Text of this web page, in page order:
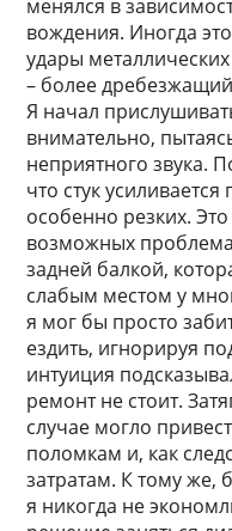
менялся в
вождения. Иногда
удары
– более
Я начал
внимательно,
неприятного звука.
что стук
особенно резких.
возможных
задней балкой,
слабым местом у
я мог бы просто
ездить, игнорируя
интуиция
ремонт не стоит.
случае могло
поломкам и, как
затратам. К тому же,
я никогда не